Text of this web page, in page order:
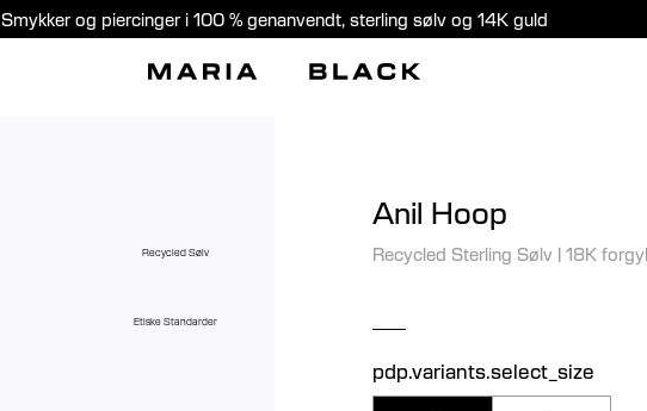
Smykker og piercinger i 100 % genanvendt, sterling sølv og 14K guld
Recycled Sølv
Etiske Standarder
Anil Hoop
Recycled Sterling Sølv | 18K
pdp.variants.select_size